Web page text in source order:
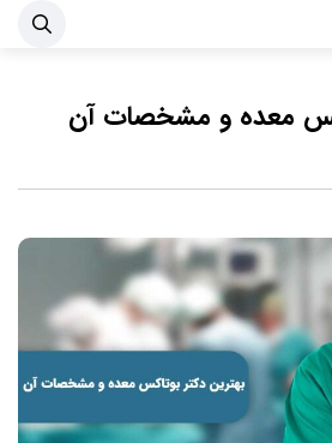
معده و مشخصات آن